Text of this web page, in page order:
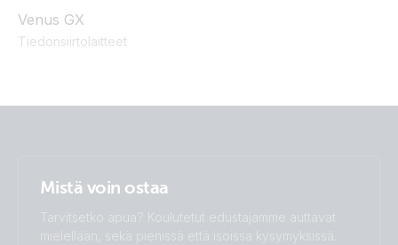
Venus GX
Tiedonsiirtolaitteet
Mistä voin ostaa
Tarvitsetko apua? Koulutetut edustajamme auttavat
mielellään, sekä pienissä että isoissa kysymyksissä.